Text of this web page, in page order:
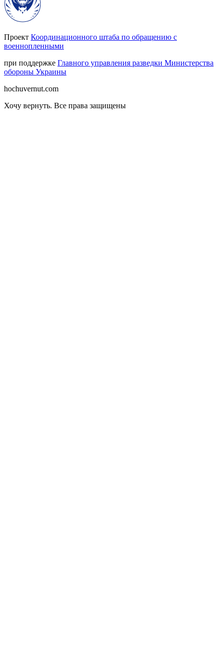
Проект Координационного штаба по обращению с
военнопленными
при поддержке Главного управления разведки Министерства
обороны Украины
hochuvernut.com
Хочу вернуть. Все права защищены